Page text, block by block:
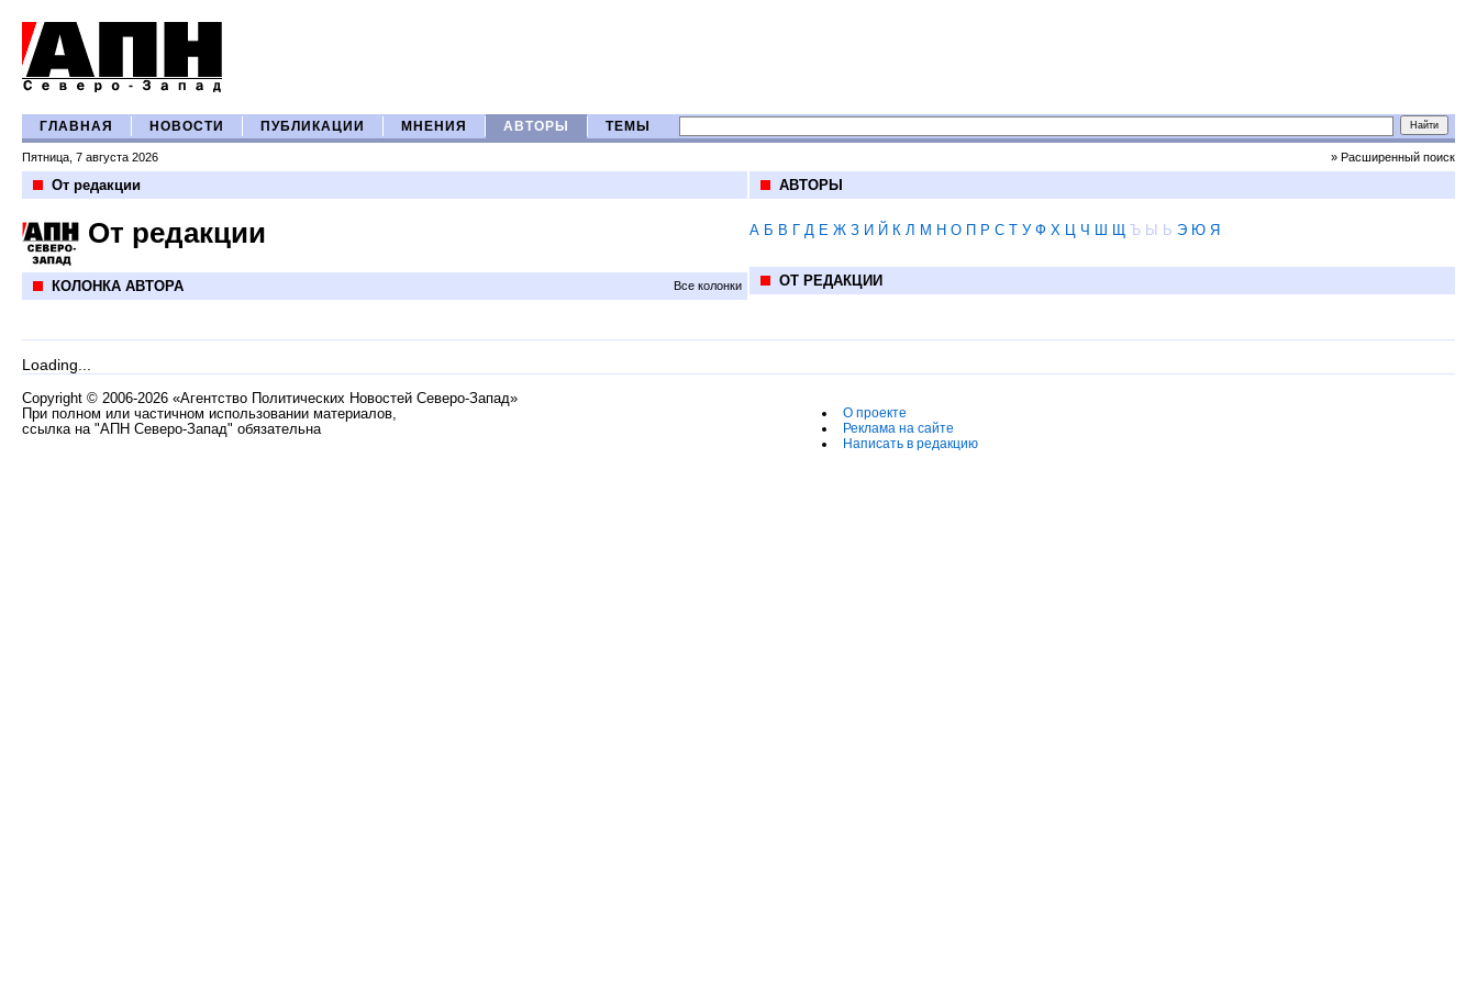
ГЛАВНАЯ НОВОСТИ ПУБЛИКАЦИИ МНЕНИЯ АВТОРЫ ТЕМЫ
Пятница, 7 августа 2026 » Расширенный поиск
От редакции
От редакции
КОЛОНКА АВТОРА Все колонки
АВТОРЫ
А Б В Г Д Е Ж З И Й К Л М Н О П Р С Т У Ф Х Ц Ч Ш Щ Ъ Ы Ь Э Ю Я
ОТ РЕДАКЦИИ
Loading...
Copyright © 2006-2026 «Агентство Политических Новостей Северо-Запад»
При полном или частичном использовании материалов,
ссылка на "АПН Северо-Запад" обязательна
О проекте
Реклама на сайте
Написать в редакцию